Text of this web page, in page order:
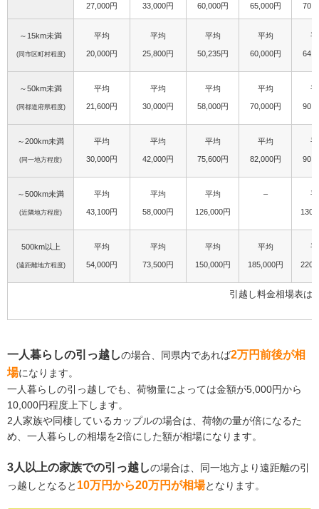
27,000円 33,000円 60,000円 65,000円
～15km未満
(同市区町村程度)
平均
20,000円
平均
25,800円
平均
50,235円
平均
60,000円
～50km未満
(同都道府県程度)
平均
21,600円
平均
30,000円
平均
58,000円
平均
70,000円
～200km未満
(同一地方程度)
平均
30,000円
平均
42,000円
平均
75,600円
平均
82,000円
～500km未満
(近隣地方程度)
平均
43,100円
平均
58,000円
平均
126,000円
–
500km以上
(遠距離地方程度)
平均
54,000円
平均
73,500円
平均
150,000円
平均
185,000円
引越し料金相場表は
一人暮らしの引っ越しの場合、同県内であれば2万円前後が相
場になります。
一人暮らしの引っ越しでも、荷物量によっては金額が5,000円から
10,000円程度上下します。
2人家族や同棲しているカップルの場合は、荷物の量が倍になるた
め、一人暮らしの相場を2倍にした額が相場になります。
3人以上の家族での引っ越しの場合は、同一地方より遠距離の引
っ越しとなると 10万円から20万円が相場となります。